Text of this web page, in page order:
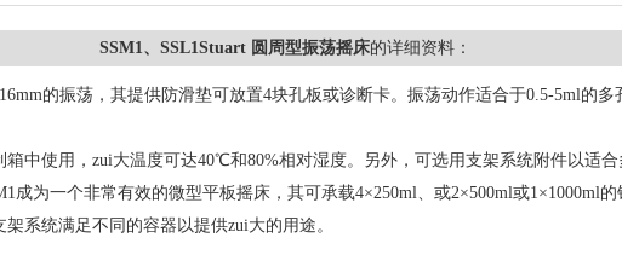
SSM1、SSL1Stuart 圆周型振荡摇床的详细资料：
的振荡，其提供防滑垫可放置4块孔板或诊断卡。振荡动作适合于0.5-5ml的多
中使用，zui大温度可达40℃和80%相对湿度。另外，可选用支架系统附件以适
成为一个非常有效的微型平板摇床，其可承载4×250ml、或2×500ml或1×1000ml
系统满足不同的容器以提供zui大的用途。